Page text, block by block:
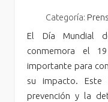
Categoría:
El Día Mundial
conmemora el
importante para
su impacto.
prevención y la